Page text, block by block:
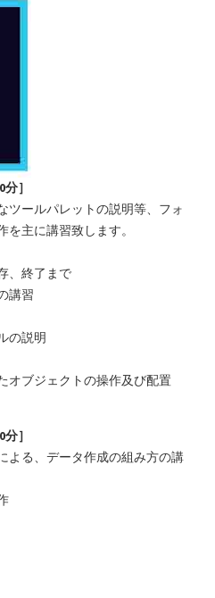
］
ツールパレットの説明等、フォ
を主に講習致します。
、終了まで
講習
の説明
オブジェクトの操作及び配置
］
よる、データ作成の組み方の講